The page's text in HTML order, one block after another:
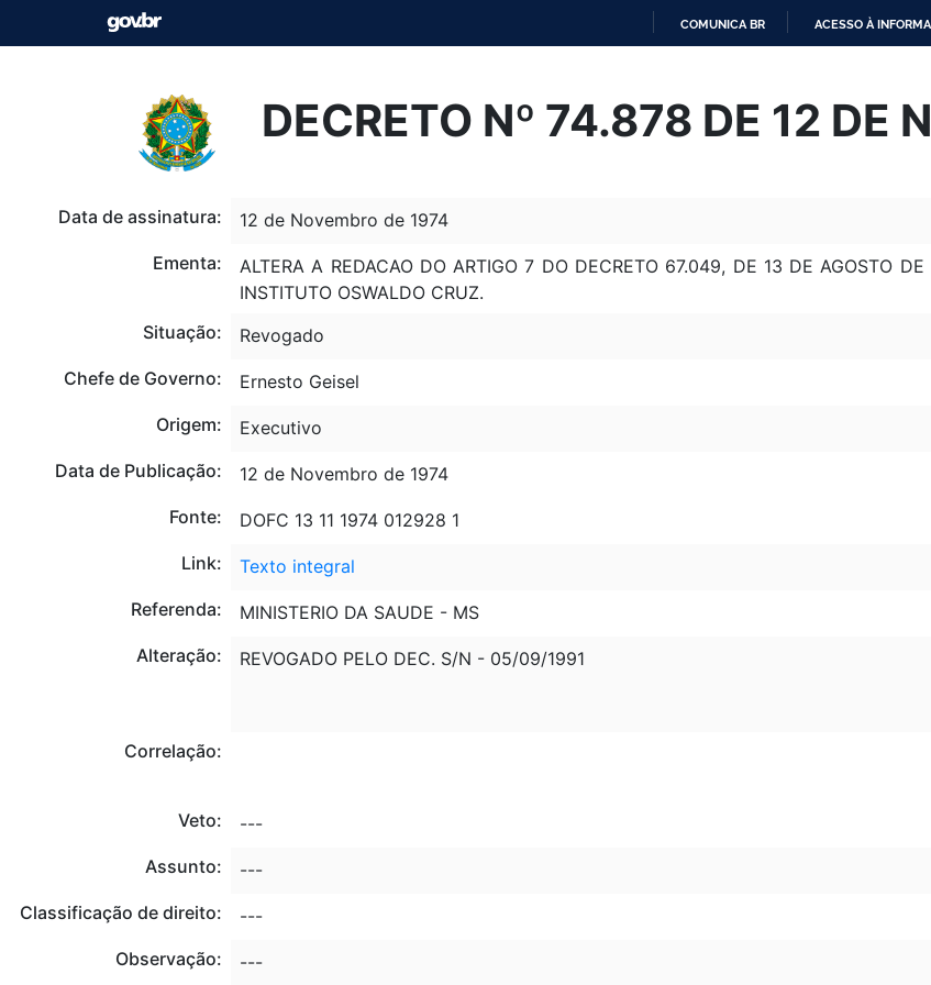
O
CONTEÚDO
COMUNICA BR ACESSO À
DECRETO Nº 74.878 DE 12 DE
Data de assinatura:
12 de Novembro de 1974
Ementa:
ALTERA A REDACAO DO ARTIGO 7 DO DECRETO 67.049, DE 13 DE AGOSTO
INSTITUTO OSWALDO CRUZ.
Situação:
Revogado
Chefe de Governo:
Ernesto Geisel
Origem:
Executivo
Data de Publicação:
12 de Novembro de 1974
Fonte:
DOFC 13 11 1974 012928 1
Link:
Texto integral
Referenda:
MINISTERIO DA SAUDE - MS
Alteração:
REVOGADO PELO DEC. S/N - 05/09/1991
Correlação:
Veto:
---
Assunto:
---
Classificação de direito:
---
Observação:
---